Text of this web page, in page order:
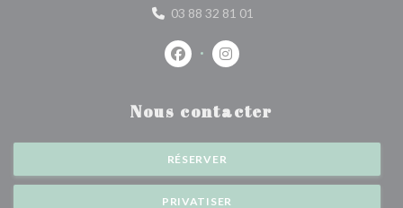
03 88 32 81 01
Facebook ((ouvre une nouvelle
Instagram ((ouvre une
Nous contacter
RÉSERVER
PRIVATISER